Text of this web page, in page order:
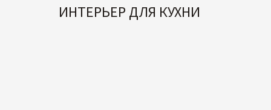
ИНТЕРЬЕР ДЛЯ КУХНИ